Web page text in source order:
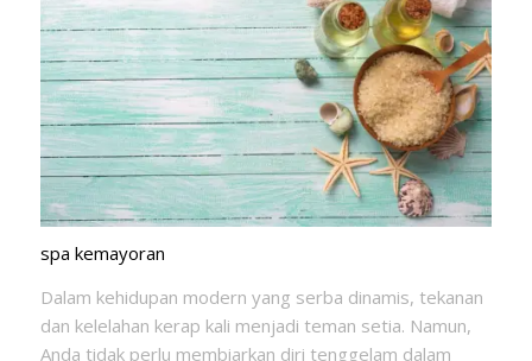
spa kemayoran
Dalam kehidupan modern yang serba dinamis, tekanan
dan kelelahan kerap kali menjadi teman setia. Namun,
Anda tidak perlu membiarkan diri tenggelam dalam